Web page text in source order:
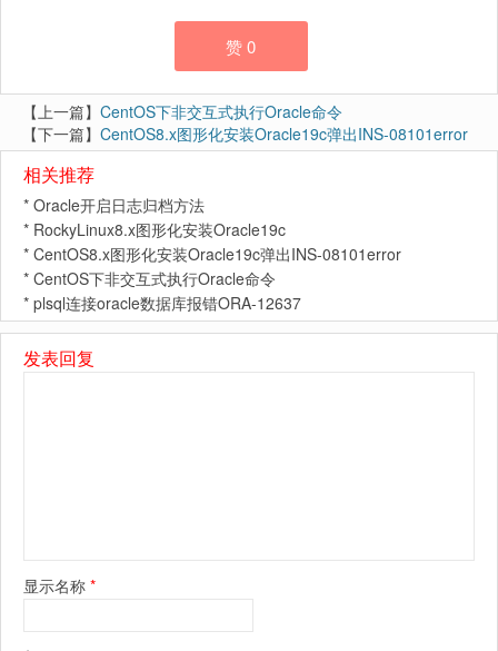
赞0
【上一篇】 CentOS下非交互式执行Oracle命令
【下一篇】 CentOS8.x图形化安装Oracle19c弹出INS-08101error
相关推荐
* Oracle开启日志归档方法
* RockyLinux8.x图形化安装Oracle19c
* CentOS8.x图形化安装Oracle19c弹出INS-08101error
* CentOS下非交互式执行Oracle命令
* plsql连接oracle数据库报错ORA-12637
发表回复
显示名称 *